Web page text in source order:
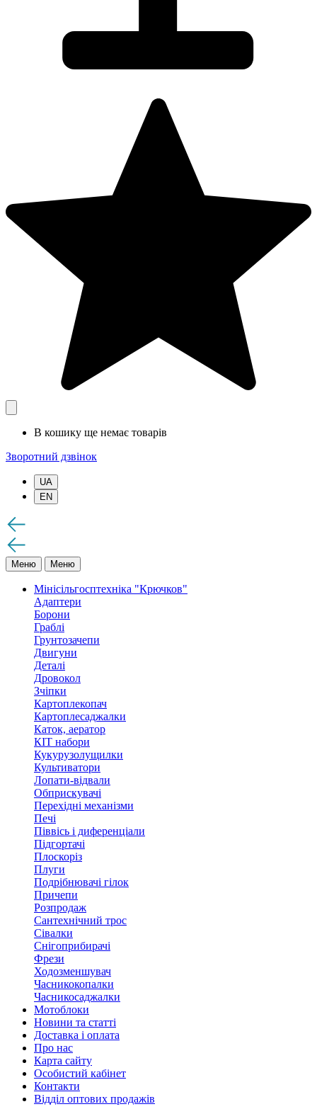
В кошику ще немає товарів
Зворотний дзвінок
UA
EN
Меню Меню
Мінісільгосптехніка "Крючков"
Адаптери
Борони
Граблі
Грунтозачепи
Двигуни
Деталі
Дровокол
Зчіпки
Картоплекопач
Картоплесаджалки
Каток, аератор
КІТ набори
Кукурузолущилки
Культиватори
Лопати-відвали
Обприскувачі
Перехідні механізми
Печі
Піввісь і диференціали
Підгортачі
Плоскоріз
Плуги
Подрібнювачі гілок
Причепи
Розпродаж
Сантехнічний трос
Сівалки
Снігоприбирачі
Фрези
Ходозменшувач
Часникокопалки
Часникосаджалки
Мотоблоки
Новини та статті
Доставка і оплата
Про нас
Карта сайту
Особистий кабінет
Контакти
Відділ оптових продажів